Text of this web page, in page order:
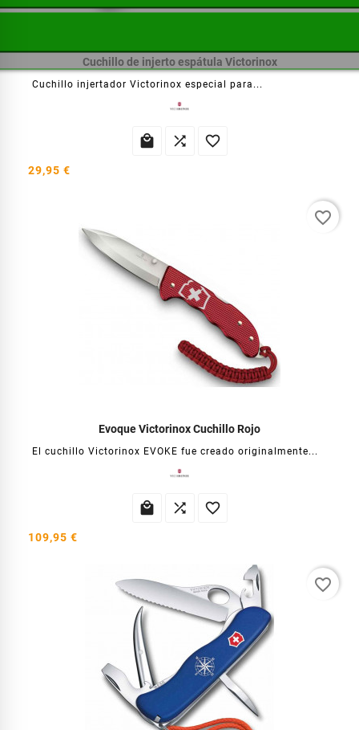
Cuchillo de injerto espátula Victorinox
Cuchillo injertador Victorinox especial para...
  
29,95 €
Evoque Victorinox Cuchillo Rojo
El cuchillo Victorinox EVOKE fue creado originalmente...
  
109,95 €
favorite_border
favorite_border